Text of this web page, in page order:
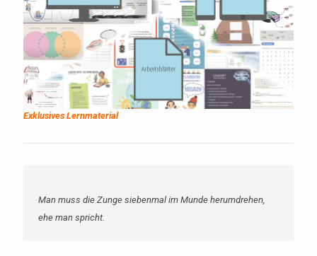
Exklusives Lernmaterial
Man muss die Zunge siebenmal im Munde herumdrehen,
ehe man spricht.